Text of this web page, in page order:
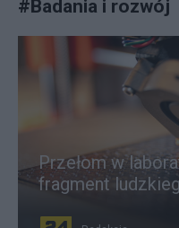
#Badania i rozwój
Przełom w
fragment